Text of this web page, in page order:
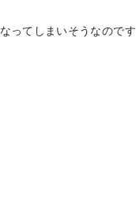
ってしまいそうなのです